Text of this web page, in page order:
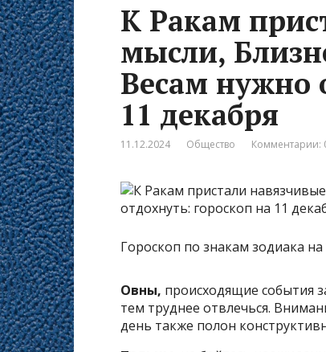
К Ракам
мысли,
Весам нужно
11 декабря
11.12.2024 Общество Комментарии:
Гороскоп по знакам зодиака на
Овны, происходящие события
тем труднее отвлечься.
день также полон